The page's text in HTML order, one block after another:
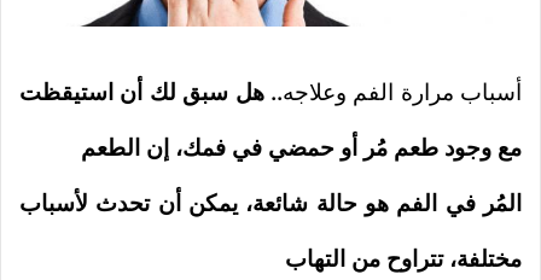
أسباب مرارة الفم وعلاجه.. هل سبق لك أن استيقظت
مع وجود طعم مُر أو حمضي في فمك، إن الطعم
المُر في الفم هو حالة شائعة، يمكن أن تحدث لأسباب
مختلفة، تتراوح من التهاب